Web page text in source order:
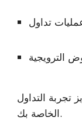
تداول
الترويجية
تجربة التداول
الخاصة بك.